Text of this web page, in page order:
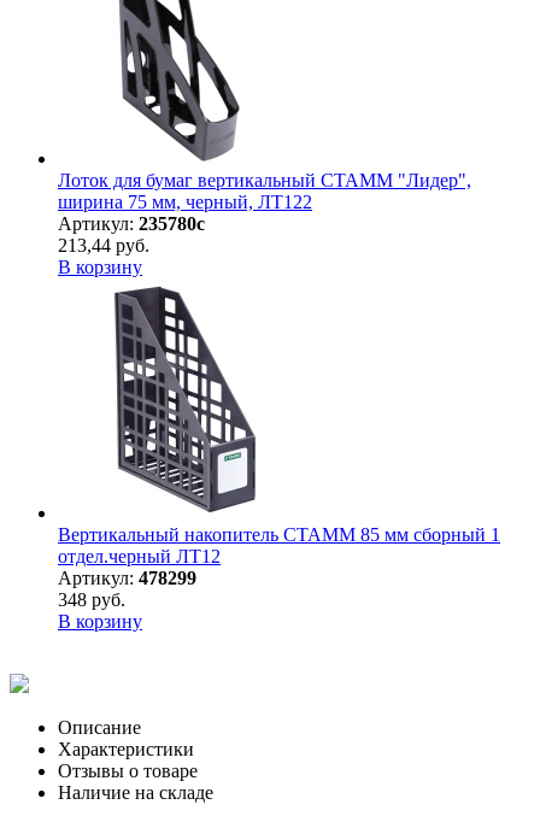
Лоток для бумаг вертикальный СТАММ "Лидер",
ширина 75 мм, черный, ЛТ122
Артикул: 235780с
213,44 руб.
В корзину
Вертикальный накопитель СТАММ 85 мм сборный 1
отдел.черный ЛТ12
Артикул: 478299
348 руб.
В корзину
Описание
Характеристики
Отзывы о товаре
Наличие на складе